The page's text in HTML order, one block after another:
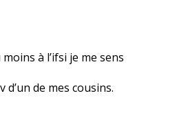
à l’ifsi je me sens
de mes cousins.